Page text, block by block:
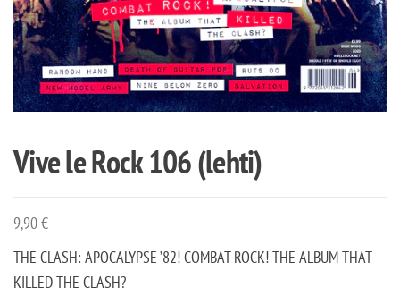
Vive le Rock 106 (lehti)
9,90€
THE CLASH: APOCALYPSE ’82! COMBAT ROCK! THE ALBUM THAT
KILLED THE CLASH?